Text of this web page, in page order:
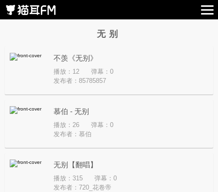
无别
不羡《无别》
播放：12
弹幕：0
发布者： 85785857
慕伯 - 无别
播放：26
弹幕：0
发布者： 慕伯
无别【翻唱】
播放：315
弹幕：0
发布者： 720_花卷帝